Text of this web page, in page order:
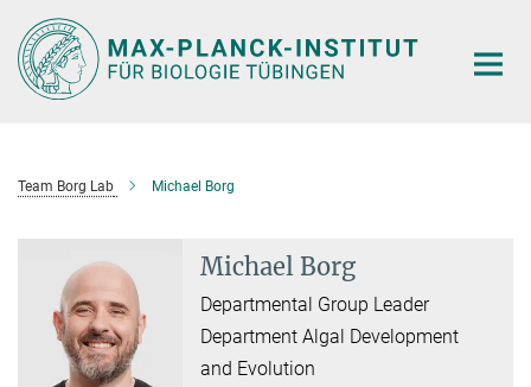
Hauptinhalt
Team Borg Lab Michael Borg
Michael Borg
Departmental Group Leader
Department Algal Development
and Evolution